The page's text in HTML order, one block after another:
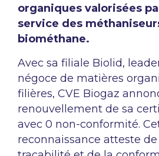
organiques valorisées
service des
biométhane.
Avec sa filiale Biolid,
négoce de matières
filières, CVE Biogaz
renouvellement de sa
avec 0 non-conformité.
reconnaissance atteste